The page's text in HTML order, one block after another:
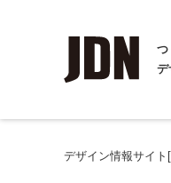
つ
デ
デザイン情報サイト